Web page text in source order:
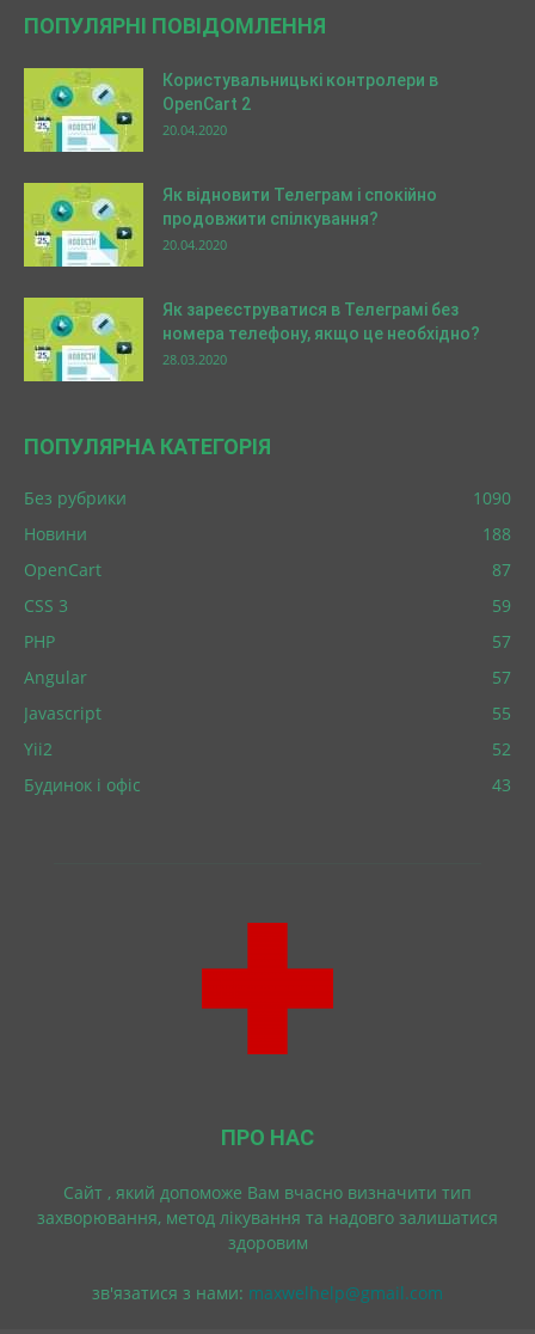
ПОПУЛЯРНІ ПОВІДОМЛЕННЯ
Користувальницькі контролери в
OpenCart 2
20.04.2020
Як відновити Телеграм і спокійно
продовжити спілкування?
20.04.2020
Як зареєструватися в Телеграмі без
номера телефону, якщо це необхідно?
28.03.2020
ПОПУЛЯРНА КАТЕГОРІЯ
Без рубрики
1090
Новини
188
OpenCart
87
CSS 3
59
PHP
57
Angular
57
Javascript
55
Yii2
52
Будинок і офіс
43
ПРО НАС
Cайт , який допоможе Вам вчасно визначити тип
захворювання, метод лікування та надовго залишатися
здоровим
зв'язатися з нами: maxwelhelp@gmail.com